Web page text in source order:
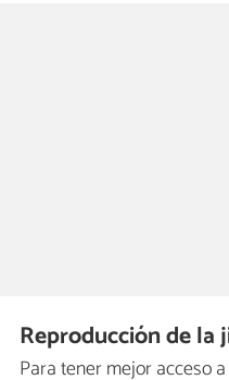
Reproducción de la
Para tener mejor acceso